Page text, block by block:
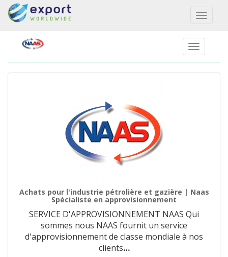
Toggle
Achats pour l'industrie pétrolière et gazière | Naas
Spécialiste en approvisionnement
SERVICE D'APPROVISIONNEMENT NAAS Qui
sommes nous NAAS fournit un service
d'approvisionnement de classe mondiale à nos
clients…